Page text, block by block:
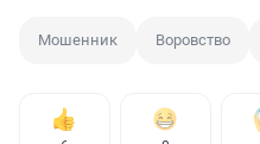
Мошенник Воровство